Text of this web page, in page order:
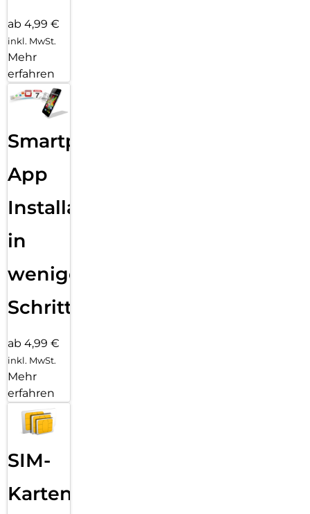
ab 4,99 €
inkl. MwSt.
Mehr
erfahren
Smartphone
App
Installation
in
wenigen
Schritten
ab 4,99 €
inkl. MwSt.
Mehr
erfahren
SIM-
Karten